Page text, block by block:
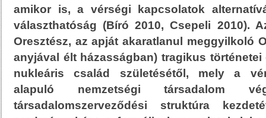
amikor is, a vérségi kapcsolatok
választhatóság (Bíró 2010, Csepeli 2010).
Oresztész, az apját akaratlanul meggyilkoló
anyjával élt házasságban) tragikus
nukleáris család születésétől, mely a
alapuló nemzetségi
társadalomszerveződési struktúra